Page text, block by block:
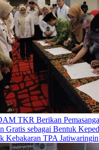
TKR Berikan
Gratis sebagai Bentuk
Kebakaran TPA Jatiwaringin